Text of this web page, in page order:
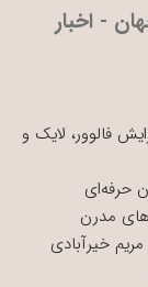
- اخبار
فالوور، لایک و
حرفه‌ای
مدرن
خیرآبادی